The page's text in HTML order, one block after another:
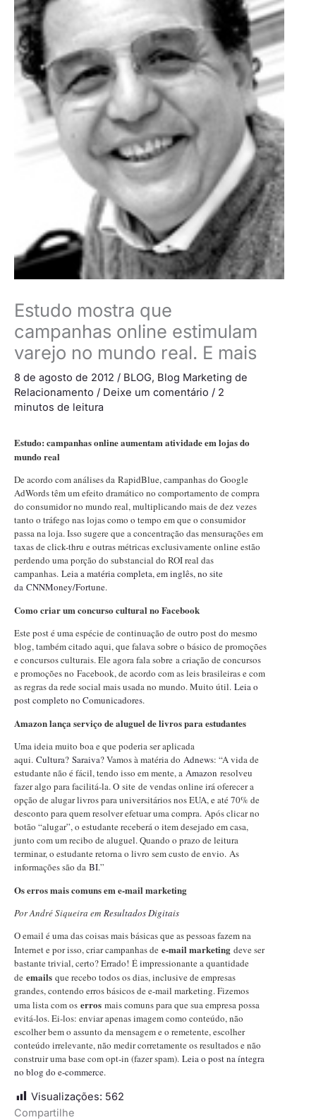
Estudo mostra que
campanhas online estimulam
varejo no mundo real. E mais
8 de agosto de 2012 / BLOG, Blog Marketing de
Relacionamento / Deixe um comentário / 2
minutos de leitura
Estudo: campanhas online aumentam atividade em lojas do
mundo real
De acordo com análises da RapidBlue, campanhas do Google
AdWords têm um efeito dramático no comportamento de compra
do consumidor no mundo real, multiplicando mais de dez vezes
tanto o tráfego nas lojas como o tempo em que o consumidor
passa na loja. Isso sugere que a concentração das mensurações em
taxas de click-thru e outras métricas exclusivamente online estão
perdendo uma porção do substancial do ROI real das
campanhas. Leia a matéria completa, em inglês, no site
da CNNMoney/Fortune.
Como criar um concurso cultural no Facebook
Este post é uma espécie de continuação de outro post do mesmo
blog, também citado aqui, que falava sobre o básico de promoções
e concursos culturais. Ele agora fala sobre a criação de concursos
e promoções no Facebook, de acordo com as leis brasileiras e com
as regras da rede social mais usada no mundo. Muito útil. Leia o
post completo no Comunicadores.
Amazon lança serviço de aluguel de livros para estudantes
Uma ideia muito boa e que poderia ser aplicada
aqui. Cultura? Saraiva? Vamos à matéria do Adnews: “A vida de
estudante não é fácil, tendo isso em mente, a Amazon resolveu
fazer algo para facilitá-la. O site de vendas online irá oferecer a
opção de alugar livros para universitários nos EUA, e até 70% de
desconto para quem resolver efetuar uma compra. Após clicar no
botão “alugar”, o estudante receberá o item desejado em casa,
junto com um recibo de aluguel. Quando o prazo de leitura
terminar, o estudante retorna o livro sem custo de envio. As
informações são da BI.”
Os erros mais comuns em e-mail marketing
Por André Siqueira em Resultados Digitais
O email é uma das coisas mais básicas que as pessoas fazem na
Internet e por isso, criar campanhas de e-mail marketing deve ser
bastante trivial, certo? Errado! É impressionante a quantidade
de emails que recebo todos os dias, inclusive de empresas
grandes, contendo erros básicos de e-mail marketing. Fizemos
uma lista com os erros mais comuns para que sua empresa possa
evitá-los. Ei-los: enviar apenas imagem como conteúdo, não
escolher bem o assunto da mensagem e o remetente, escolher
conteúdo irrelevante, não medir corretamente os resultados e não
construir uma base com opt-in (fazer spam). Leia o post na íntegra
no blog do e-commerce.
Visualizações: 562
Compartilhe